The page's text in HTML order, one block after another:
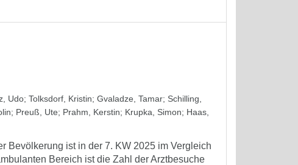
Udo; Tolksdorf, Kristin; Gvaladze, Tamar; Schilling,
; Preuß, Ute; Prahm, Kerstin; Krupka, Simon; Haas,
Bevölkerung ist in der 7. KW 2025 im Vergleich
Bereich ist die Zahl der Arztbesuche